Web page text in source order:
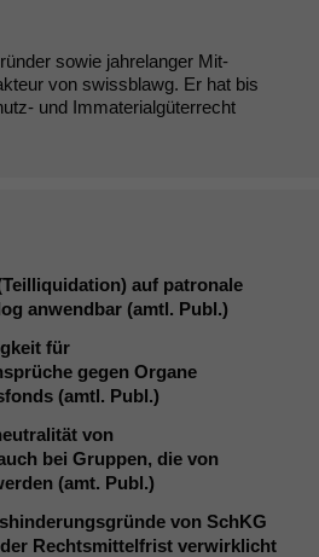
sowie jahrelanger Mit-
von swissblawg. Er hat bis
und Immaterialgüterrecht
auf patronale
anwendbar (amtl. Publ.)
für
gegen Organe
(amtl. Publ.)
von
bei Gruppen, die von
(amt. Publ.)
von SchKG
Rechtsmittelfrist verwirklicht
Notwendige
Diese
Cookies sind
nicht
optional, es
braucht sie,